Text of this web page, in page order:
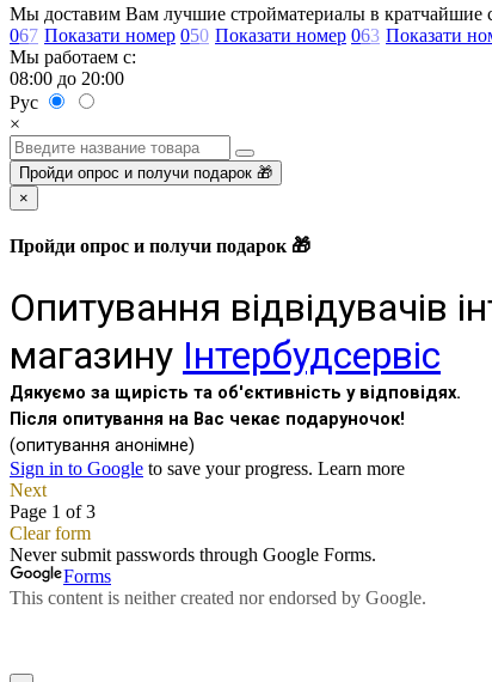
Мы доставим Вам лучшие стройматериалы в кратчайшие
067 Показати номер 050 Показати номер 063 Показати
Мы работаем с:
08:00 до 20:00
Рус
×
Пройди опрос и получи подарок 🎁
×
Пройди опрос и получи подарок 🎁